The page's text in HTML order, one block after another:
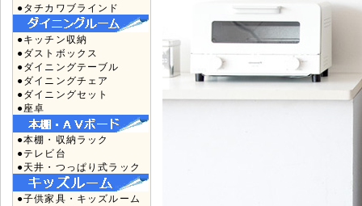
●タチカワブラインド
●キッチン収納
●ダストボックス
●ダイニングテーブル
●ダイニングチェア
●ダイニングセット
●座卓
●本棚・収納ラック
●テレビ台
●天井・つっぱり式ラック
●子供家具・キッズルーム